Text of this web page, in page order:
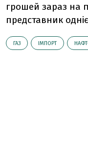
грошей зараз на
представник
ГАЗ ІМПОРТ